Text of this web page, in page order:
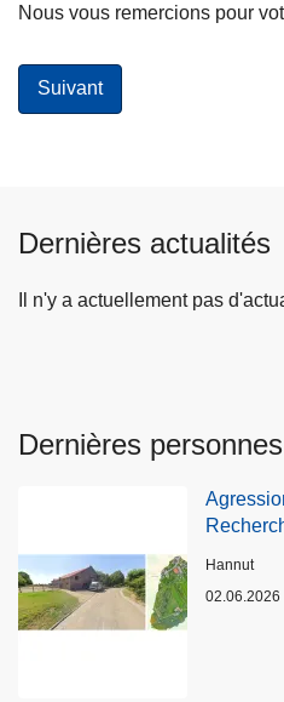
Nous vous remercions pour
Dernières actualités
Il n'y a actuellement pas
Dernières
Lieux
Hannut
02.06.2026